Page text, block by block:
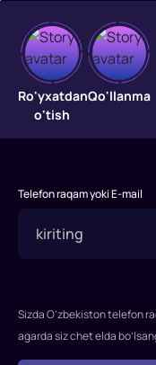
Ona
Shafqatsiz
qotil
qiladi.
Ro'yxatdan
o'tish
Qo'llanma
Telefon raqam yoki E-mail
Sizda O’zbekiston telefon
agarda siz chet elda